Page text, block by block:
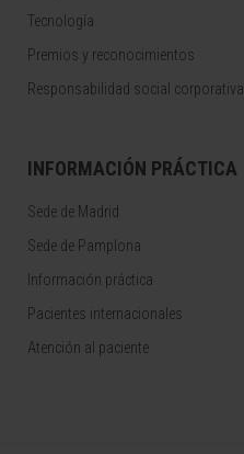
Tecnología
Premios y reconocimientos
Responsabilidad social corporativa
INFORMACIÓN PRÁCTICA
Sede de Madrid
Sede de Pamplona
Información práctica
Pacientes internacionales
Atención al paciente